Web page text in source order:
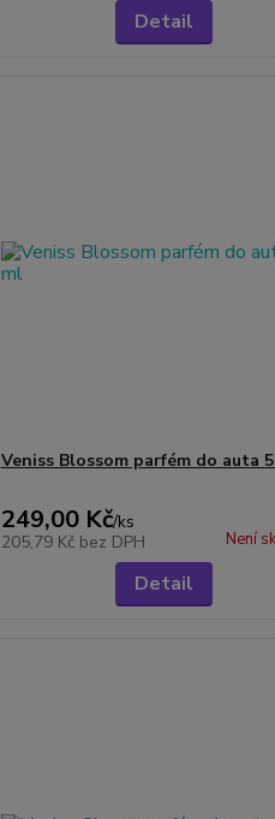
Detail
Veniss Blossom parfém do auta
249,00 Kč/ks
205,79 Kč bez DPH Není
Detail